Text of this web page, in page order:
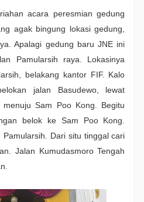
acara peresmian gedung
agak bingung lokasi gedung,
Apalagi gedung baru JNE ini
Pamularsih raya. Lokasinya
belakang kantor FIF. Kalo
jalan Basudewo, lewat
Sam Poo Kong. Begitu
belok ke Sam Poo Kong.
Dari situ tinggal cari
Jalan Kumudasmoro Tengah